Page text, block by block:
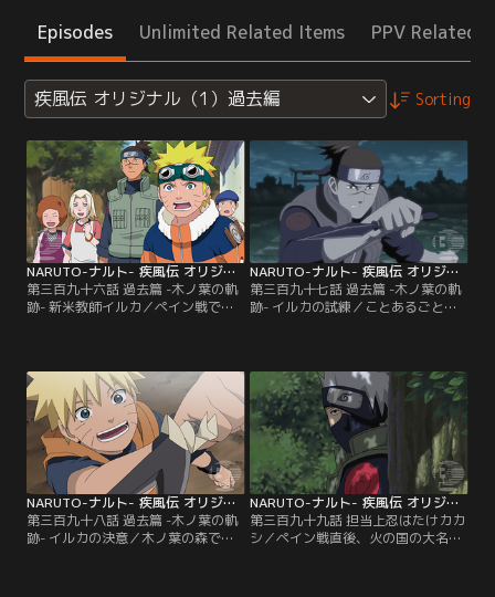
Episodes Unlimited Related Items PPV Related
疾風伝 オリジナル（1）過去編 Sorting
NARUTO-ナルト- 疾風伝 オリジナル（1）過去編 第396話
第三百九十六話 過去篇 -木ノ葉の軌
跡- 新米教師イルカ／ペイン戦で瓦
にあったブランコのついた木が無事
であることに気づく。それはいたず
らっ子だったアカデミー時代のナル
トがよく乗っていたものだった。イ
ルカは当時のことを懐かしく思い出
す…。【提供：バンダイチャンネ
ル】
NARUTO-ナルト- 疾風伝 オリジナル（1）過去編 第397話
第三百九十七話 過去篇 -木ノ葉の軌
跡- イルカの試練／ことあるごとに
両親を奪った16年前の九尾襲撃事件
のトラウマから、ナルトに教師とし
てうまく接することができないでい
た。たわいない悪戯を上手にいさめ
ることができず、ついにナルト
は…。【提供：バンダイチャンネ
ル】
NARUTO-ナルト- 疾風伝 オリジナル（1）過去編 第398話
第三百九十八話 過去篇 -木ノ葉の軌
跡- イルカの決意／木ノ葉の森では
NARUTO-ナルト- 疾風伝 オリジナル（1）過去編 第399話
第三百九十九話 担当上忍はたけカカ
シ／ペイン戦直後、火の国の大名殿